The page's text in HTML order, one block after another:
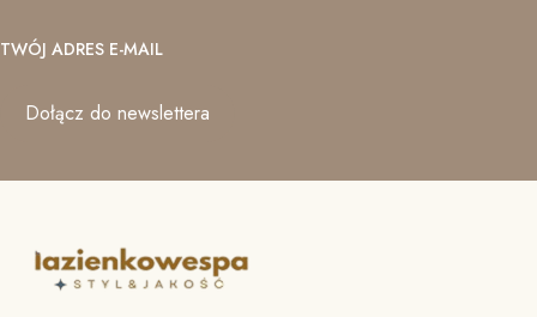
TWÓJ ADRES E-MAIL
Dołącz do newslettera